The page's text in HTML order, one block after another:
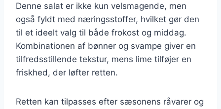
Denne salat er ikke kun velsmagende, men
også fyldt med næringsstoffer, hvilket gør den
til et ideelt valg til både frokost og middag.
Kombinationen af bønner og svampe giver en
tilfredsstillende tekstur, mens lime tilføjer en
friskhed, der løfter retten.
Retten kan tilpasses efter sæsonens råvarer og